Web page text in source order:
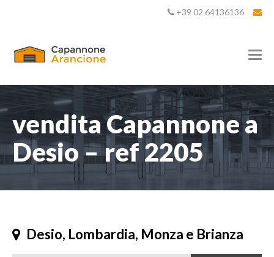
T
l
e
n
a
v
+39 02 64136136
vendita Capannone a
Desio – ref 2205
Desio, Lombardia, Monza e Brianza